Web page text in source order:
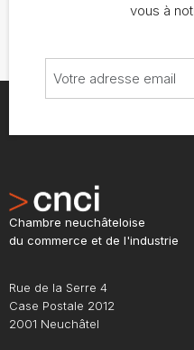
vous à
Chambre neuchâteloise
du commerce et de l'industrie
Rue de la Serre 4
Case Postale 2012
2001 Neuchâtel